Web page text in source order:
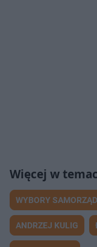
WYBORY
ANDRZEJ KULIG